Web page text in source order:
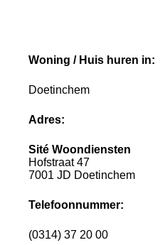
Woning / Huis huren in:
Doetinchem
Adres:
Sité Woondiensten
Hofstraat 47
7001 JD Doetinchem
Telefoonnummer:
(0314) 37 20 00